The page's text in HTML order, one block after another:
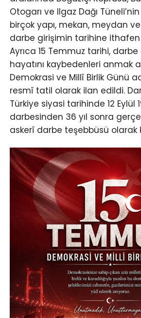
Otogarı ve Ilgaz Dağı
birçok yapı, mekan, meydan
darbe girişimin tarihine
Ayrıca 15 Temmuz tarihi,
hayatını kaybedenleri anmak
Demokrasi ve Millî Birlik Günü
resmî tatil olarak ilan edildi.
Türkiye siyasi tarihinde 12 Eylül
darbesinden 36 yıl sonra
askerî darbe teşebbüsü olarak